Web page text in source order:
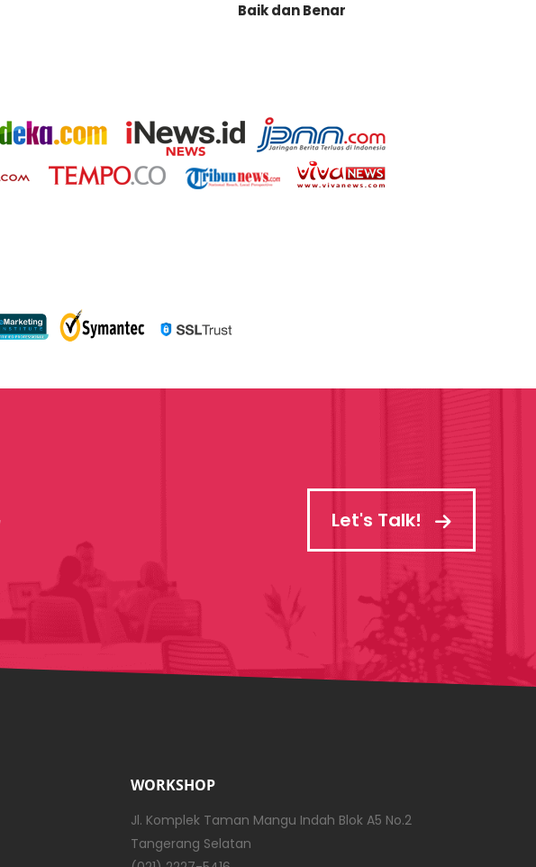
Baik dan Benar
Let's Talk!
WORKSHOP
Jl. Komplek Taman Mangu Indah Blok A5 No.2
Tangerang Selatan